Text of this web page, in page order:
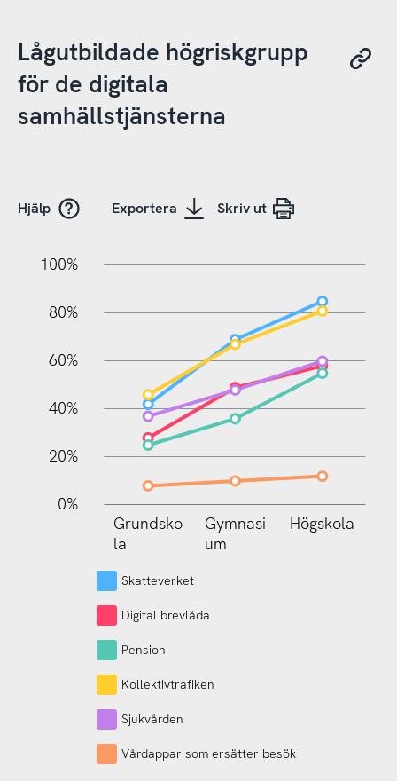
Lågutbildade högriskgrupp
för de digitala
samhällstjänsterna
Hjälp Exportera Skriv ut
100%
80%
60%
40%
20%
0%
Gymnasi
um
Grundsko
la
Gymnasi
um
Högskola
Skatteverket
Digital brevlåda
Pension
Kollektivtrafiken
Sjukvården
Vårdappar som ersätter besök